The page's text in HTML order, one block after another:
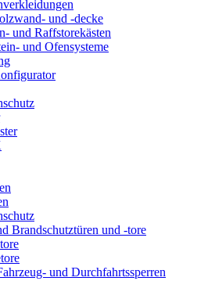
und -decke
und Raffstorekästen
und Ofensysteme
Brandschutztüren und -tore
und Durchfahrtssperren